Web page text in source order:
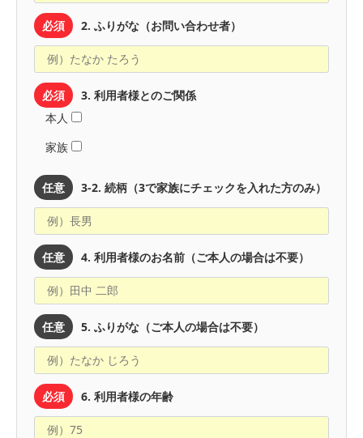
必須 2. ふりがな（お問い合わせ者）
必須
3. 利用者様とのご関係
本人
家族
任意 3-2. 続柄（3で家族にチェックを入れた方のみ）
任意 4. 利用者様のお名前（ご本人の場合は不要）
任意 5. ふりがな（ご本人の場合は不要）
必須 6. 利用者様の年齢